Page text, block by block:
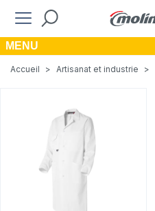
MENU
Accueil > Artisanat et industrie >